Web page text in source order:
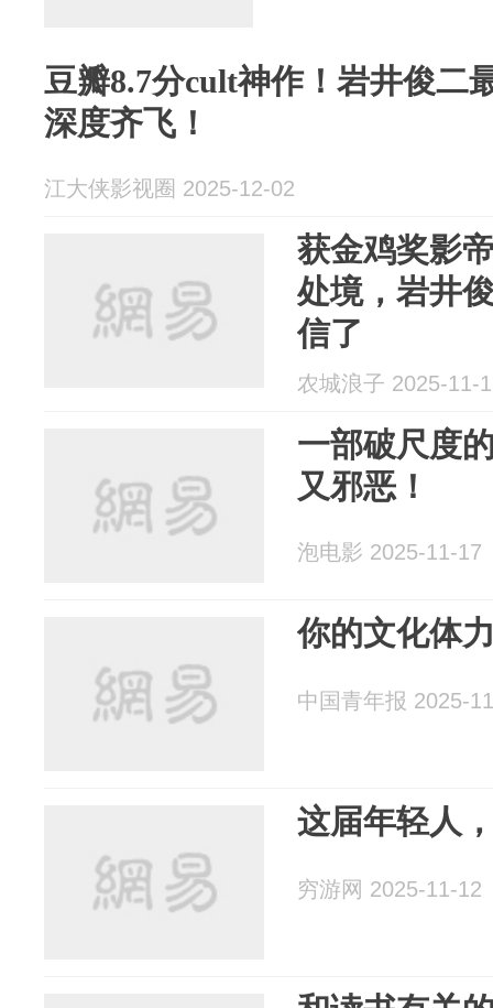
豆瓣8.7分cult神作！岩井俊二
深度齐飞！
江大侠影视圈 2025-12-02
获金鸡奖影
处境，岩井
信了
农城浪子 2025-11-
一部破尺度
又邪恶！
泡电影 2025-11-17
你的文化体
中国青年报 2025-
这届年轻人
穷游网 2025-11-12